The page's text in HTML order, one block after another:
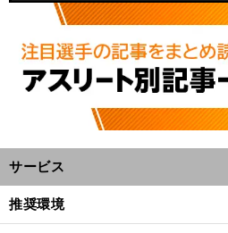
サービス
推奨環境